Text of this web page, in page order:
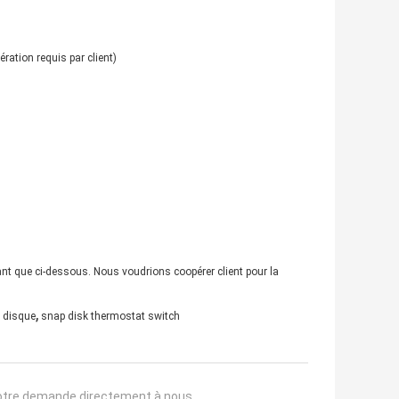
requis par client)
que ci-dessous. Nous voudrions coopérer client pour la
disque, snap disk thermostat switch